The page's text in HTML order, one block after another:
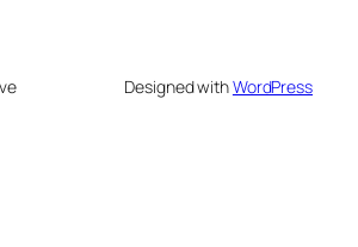
Designed withWordPress